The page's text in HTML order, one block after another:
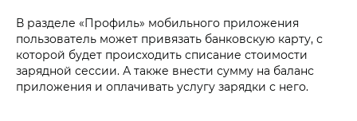
В разделе «Профиль» мобильного приложения
пользователь может привязать банковскую карту, с
которой будет происходить списание стоимости
зарядной сессии. А также внести сумму на баланс
приложения и оплачивать услугу зарядки с него.